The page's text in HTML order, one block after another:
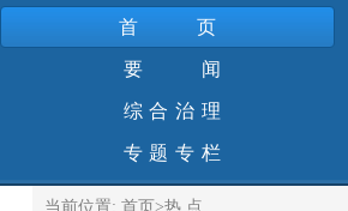
首页
要 闻
综合治理
专题专栏
当前位置: 首页 >热 点